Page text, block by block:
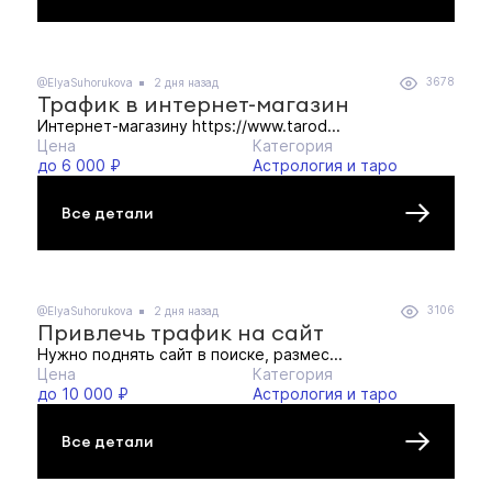
@ElyaSuhorukova 2 дня назад 3678
Трафик в интернет-магазин
Интернет-магазину https://www.tarod...
Цена
до 6 000 ₽
Категория
Астрология и таро
Все детали
@ElyaSuhorukova 2 дня назад 3106
Привлечь трафик на сайт
Нужно поднять сайт в поиске, размес...
Цена
до 10 000 ₽
Категория
Астрология и таро
Все детали